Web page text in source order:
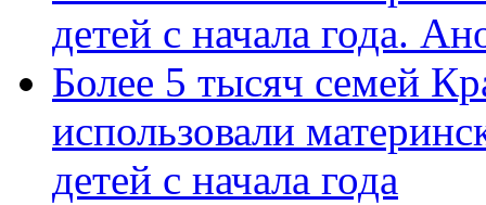
детей с начала года.
Более 5 тысяч семей
использовали
детей с начала года